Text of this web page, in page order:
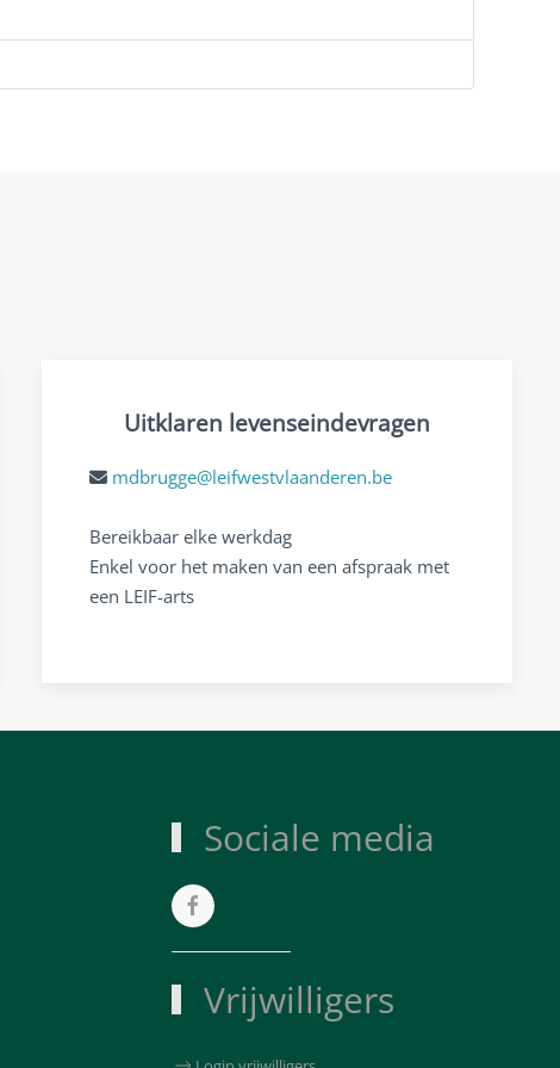
Uitklaren levenseindevragen
mdbrugge@leifwestvlaanderen.be
Bereikbaar elke werkdag
Enkel voor het maken van een afspraak met
een LEIF-arts
Sociale media
Vrijwilligers